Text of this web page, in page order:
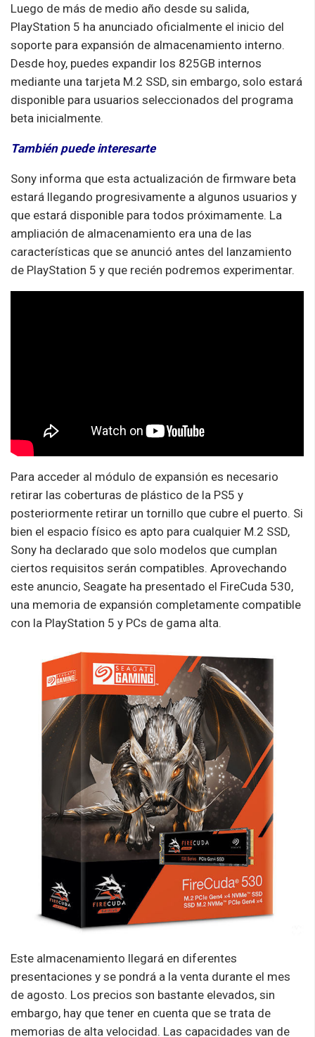
Luego de más de medio año desde su salida,
PlayStation 5 ha anunciado oficialmente el inicio del
soporte para expansión de almacenamiento interno.
Desde hoy, puedes expandir los 825GB internos
mediante una tarjeta M.2 SSD, sin embargo, solo estará
disponible para usuarios seleccionados del programa
beta inicialmente.
También puede interesarte
Sony informa que esta actualización de firmware beta
estará llegando progresivamente a algunos usuarios y
que estará disponible para todos próximamente. La
ampliación de almacenamiento era una de las
características que se anunció antes del lanzamiento
de PlayStation 5 y que recién podremos experimentar.
Para acceder al módulo de expansión es necesario
retirar las coberturas de plástico de la PS5 y
posteriormente retirar un tornillo que cubre el puerto. Si
bien el espacio físico es apto para cualquier M.2 SSD,
Sony ha declarado que solo modelos que cumplan
ciertos requisitos serán compatibles. Aprovechando
este anuncio, Seagate ha presentado el FireCuda 530,
una memoria de expansión completamente compatible
con la PlayStation 5 y PCs de gama alta.
Este almacenamiento llegará en diferentes
presentaciones y se pondrá a la venta durante el mes
de agosto. Los precios son bastante elevados, sin
embargo, hay que tener en cuenta que se trata de
memorias de alta velocidad. Las capacidades van de